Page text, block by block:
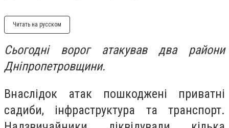
Читать на русском
Сьогодні ворог атакував два райони
Дніпропетровщини.
Внаслідок атак пошкоджені приватні
садиби, інфраструктура та транспорт.